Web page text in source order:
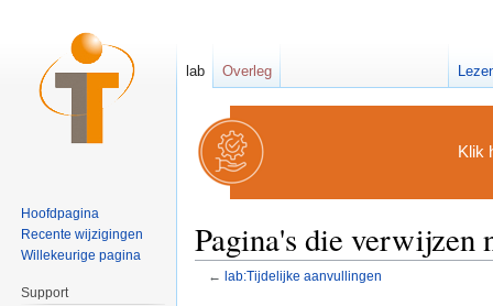
Klik
Pagina's die
← lab:Tijdelijke aanvullingen
lab Overleg
Hoofdpagina
Recente wijzigingen
Willekeurige pagina
Support